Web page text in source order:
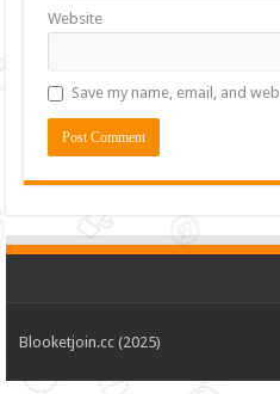
Website
Save my name, email, and
Blooketjoin.cc (2025)